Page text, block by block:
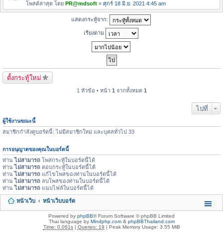
โพสต์ล่าสุด โดย PR@mdsoft « ศุกร์ 18 มิ.ย. 2021 4:45 am
แสดงกระทู้จาก:
เรียงตาม
ตั้งกระทู้ใหม่
1 หัวข้อ • หน้า 1 จากทั้งหมด 1
ไปที่
ผู้ใช้งานขณะนี้
สมาชิกกำลังดูบอร์ดนี้: ไม่มีสมาชิกใหม่ และบุคลทั่วไป 33
การอนุญาตของคุณในบอร์ดนี้
ท่านไม่สามารถ โพสกระทู้ในบอร์ดนี้ได้
ท่านไม่สามารถ ตอบกระทู้ในบอร์ดนี้ได้
ท่านไม่สามารถ แก้ไขโพสของท่านในบอร์ดนี้ได้
ท่านไม่สามารถ ลบโพสของท่านในบอร์ดนี้ได้
ท่านไม่สามารถ แนบไฟล์ในบอร์ดนี้ได้
หน้าเว็บ หน้าเว็บบอร์ด
Powered by phpBB® Forum Software © phpBB Limited
Thai language by Mindphp.com& phpBBThailand.com
Time: 0.061s| Queries: 19 | Peak Memory Usage: 3.55 MiB